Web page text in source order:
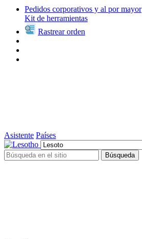
Pedidos corporativos y al por mayor
Kit de herramientas
Rastrear orden
Asistente Países
Búsqueda